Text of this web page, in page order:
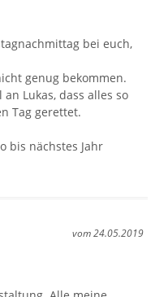
bei euch,
genug bekommen.
Lukas, dass alles so
Tag gerettet.
bis nächstes Jahr
vom 24.05.2019